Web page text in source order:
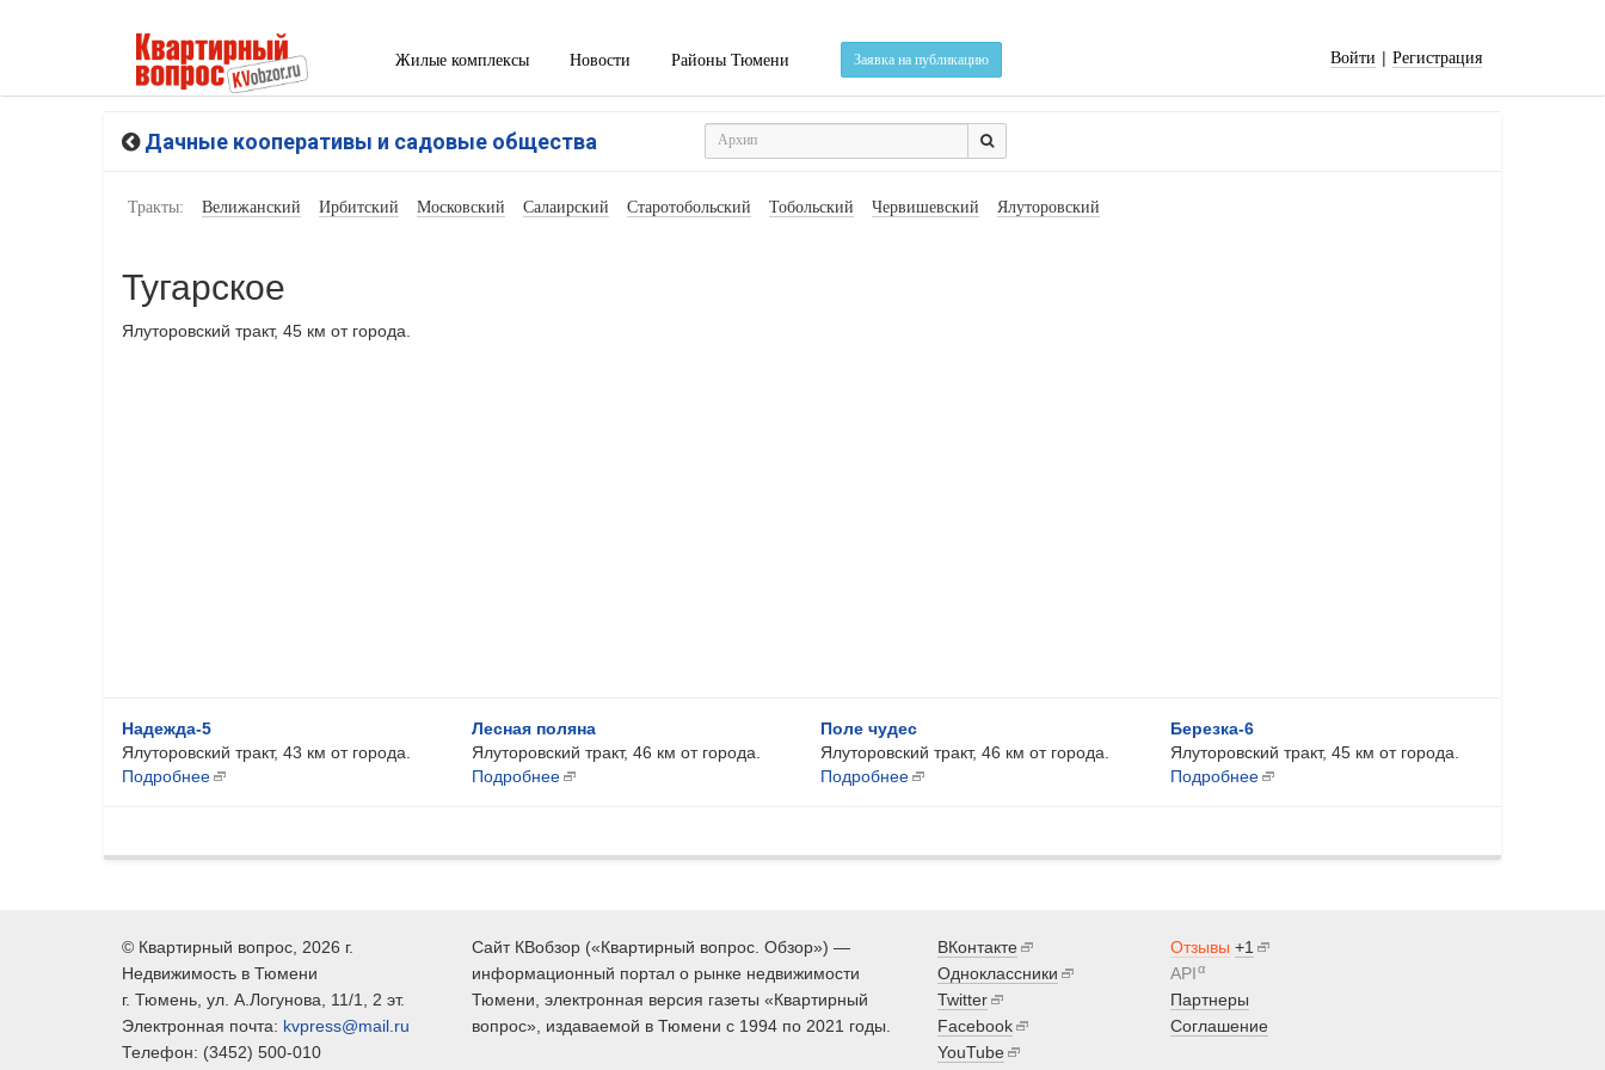
Жилые комплексы Новости Районы Тюмени Заявка на публикацию Войти | Регистрация
Дачные кооперативы и садовые общества
Тракты: Велижанский Ирбитский Московский Салаирский Старотобольский Тобольский Червишевский Ялуторовский
Тугарское
Ялуторовский тракт, 45 км от города.
Надежда-5
Ялуторовский тракт, 43 км от города.
Подробнее
Лесная поляна
Ялуторовский тракт, 46 км от города.
Подробнее
Поле чудес
Ялуторовский тракт, 46 км от города.
Подробнее
Березка-6
Ялуторовский тракт, 45 км от города.
Подробнее
© Квартирный вопрос , 2026 г.
Недвижимость в Тюмени
г. Тюмень , ул. А.Логунова, 11/1, 2 эт.
Электронная почта: kvpress@mail.ru
Телефон: (3452) 500-010
Сайт КВобзор («Квартирный вопрос. Обзор») —
информационный портал о рынке недвижимости
Тюмени, электронная версия газеты «Квартирный
вопрос», издаваемой в Тюмени с 1994 по 2021 годы.
ВКонтакте
Одноклассники
Twitter
Facebook
YouTube
Отзывы +1
APIα
Партнеры
Соглашение